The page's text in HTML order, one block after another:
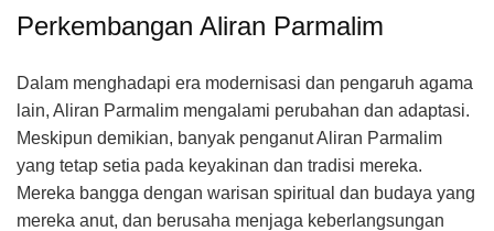
Perkembangan Aliran Parmalim
Dalam menghadapi era modernisasi dan pengaruh agama
lain, Aliran Parmalim mengalami perubahan dan adaptasi.
Meskipun demikian, banyak penganut Aliran Parmalim
yang tetap setia pada keyakinan dan tradisi mereka.
Mereka bangga dengan warisan spiritual dan budaya yang
mereka anut, dan berusaha menjaga keberlangsungan